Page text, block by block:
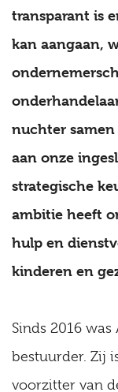
transparant is
kan aangaan,
nuchter
aan onze
strategische
ambitie heeft
hulp en
kinderen en
Sinds 2016
bestuurder. Zij
voorzitter van